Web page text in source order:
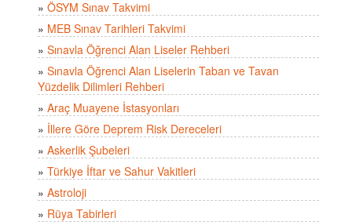
» ÖSYM Sınav Takvimi
» MEB Sınav Tarihleri Takvimi
» Sınavla Öğrenci Alan Liseler Rehberi
» Sınavla Öğrenci Alan Liselerin Taban ve Tavan
Yüzdelik Dilimleri Rehberi
» Araç Muayene İstasyonları
» İllere Göre Deprem Risk Dereceleri
» Askerlik Şubeleri
» Türkiye İftar ve Sahur Vakitleri
» Astroloji
» Rüya Tabirleri